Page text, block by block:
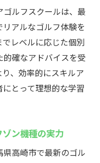
広く対応可能な環
ールスズヨンの魅
で快適な練習環境
高崎で人気の理由
とプログラムが充
ルフスクールは、最
アルなゴルフ体験を
レベルに応じた個別
確なアドバイスを受
、効率的にスキルア
とって理想的な学習
ン機種の実力
高崎市で最新のゴル